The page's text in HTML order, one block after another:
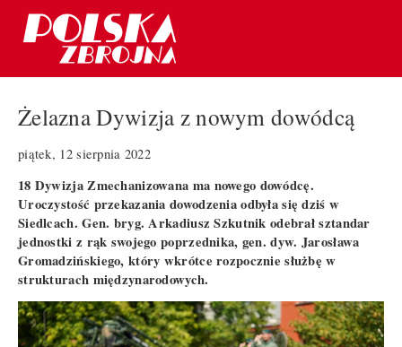
Żelazna Dywizja z nowym dowódcą
piątek, 12 sierpnia 2022
18 Dywizja Zmechanizowana ma nowego dowódcę.
Uroczystość przekazania dowodzenia odbyła się dziś w
Siedlcach. Gen. bryg. Arkadiusz Szkutnik odebrał sztandar
jednostki z rąk swojego poprzednika, gen. dyw. Jarosława
Gromadzińskiego, który wkrótce rozpocznie służbę w
strukturach międzynarodowych.